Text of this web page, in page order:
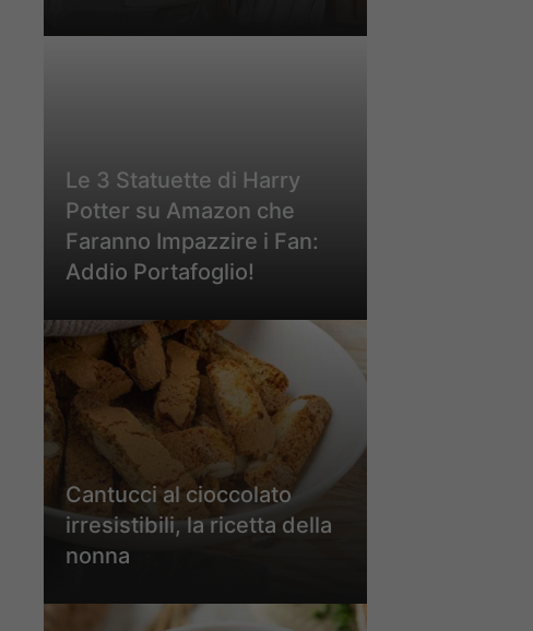
Le 3 Statuette di Harry
Potter su Amazon che
Faranno Impazzire i Fan:
Addio Portafoglio!
Cantucci al cioccolato
irresistibili, la ricetta della
nonna